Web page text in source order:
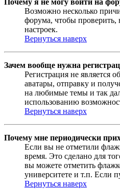
Почему я не могу войти на
Возможно несколько
форума, чтобы проверить,
настроек.
Вернуться наверх
Зачем вообще нужна
Регистрация не является
аватары, отправку и
на любимые темы и так
использованию
Вернуться наверх
Почему мне периодически
Если вы не отметили
время. Это сделано для
вы можете отметить
университете и т.п. Если
Вернуться наверх